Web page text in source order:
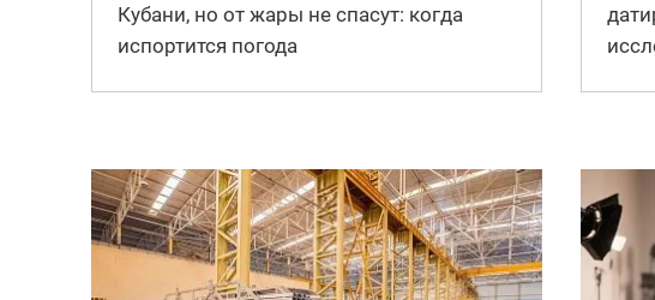
Кубани, но от жары не спасут: когда
испортится погода